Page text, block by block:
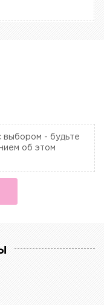
выбором - будьте
об этом